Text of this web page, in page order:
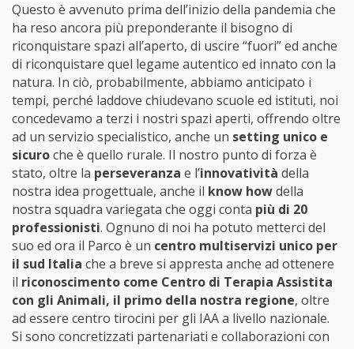
Questo è avvenuto prima dell’inizio della pandemia che
ha reso ancora più preponderante il bisogno di
riconquistare spazi all’aperto, di uscire “fuori” ed anche
di riconquistare quel legame autentico ed innato con la
natura. In ciò, probabilmente, abbiamo anticipato i
tempi, perché laddove chiudevano scuole ed istituti, noi
concedevamo a terzi i nostri spazi aperti, offrendo oltre
ad un servizio specialistico, anche un setting unico e
sicuroche è quello rurale. Il nostro punto di forza è
stato, oltre la perseveranza e l’innovatività della
nostra idea progettuale, anche il know howdella
nostra squadra variegata che oggi conta più di 20
professionisti. Ognuno di noi ha potuto metterci del
suo ed ora il Parco è un centro multiservizi unico per
il sud Italia che a breve si appresta anche ad ottenere
il riconoscimento come Centro di Terapia Assistita
con gli Animali, il primo della nostra regione, oltre
ad essere centro tirocini per gli IAA a livello nazionale.
Si sono concretizzati partenariati e collaborazioni con